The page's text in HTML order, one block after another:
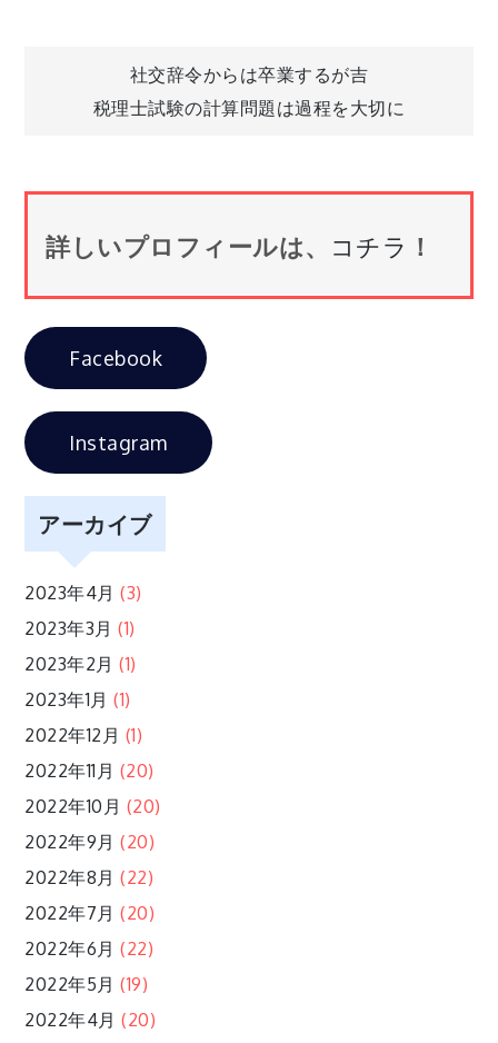
ナ
ビ
ゲ
ー
シ
ョ
ン
社交辞令からは卒業するが吉
税理士試験の計算問題は過程を大切に
詳しいプロフィールは、 コチラ ！
Facebook
Instagram
アーカイブ
2023年4月 (3)
2023年3月 (1)
2023年2月 (1)
2023年1月 (1)
2022年12月 (1)
2022年11月 (20)
2022年10月 (20)
2022年9月 (20)
2022年8月 (22)
2022年7月 (20)
2022年6月 (22)
2022年5月 (19)
2022年4月 (20)